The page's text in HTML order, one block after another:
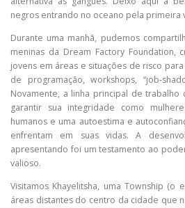
negros entrando no oceano pela primeira
Durante uma manhã, pudemos
meninas da Dream Factory Foundation,
jovens em áreas e situações de risco
de programação, workshops, “job-
Novamente, a linha principal de trabalho
garantir sua integridade como
humanos e uma autoestima e
enfrentam em suas vidas. A
apresentando foi um testamento ao
valioso.
Visitamos Khayelitsha, uma Township (o
áreas distantes do centro da cidade que